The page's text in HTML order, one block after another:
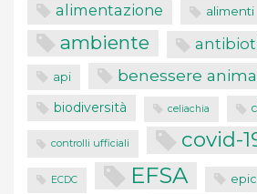
alimentazione alimenti
ambiente
api benessere
biodiversità celiachia
controlli ufficiali covid-
ECDC EFSA